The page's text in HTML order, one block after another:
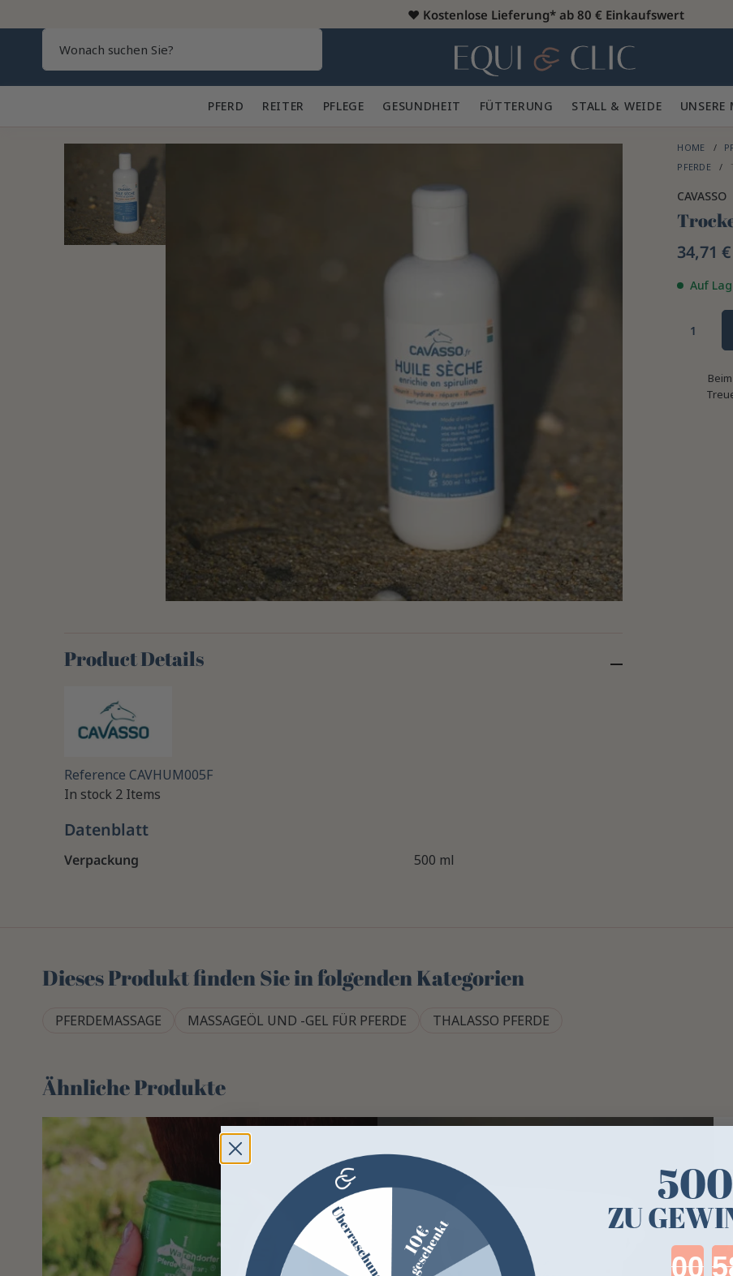
♥️ Kostenlose Lieferung* ab 80 € Einkaufswert
Heim
PFERD 🐎 REITER 👕 PFLEGE 🪮 GESUNDHEIT ✨ FÜTTERUNG 🥕 STALL & WEIDE 🍃 UNSERE
HOME
PFERDE
CAVASSO
34,71 €
Auf
Product Details
Reference CAVHUM005F
In stock 2 Items
Datenblatt
Verpackung 500 ml
Dieses Produkt finden Sie in folgenden Kategorien
PFERDEMASSAGE MASSAGEÖL UND -GEL FÜR PFERDE THALASSO PFERDE
Ähnliche Produkte
ZU